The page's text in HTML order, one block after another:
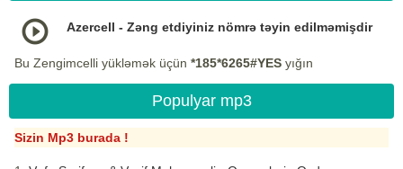
Azercell - Zəng etdiyiniz nömrə təyin edilməmişdir
Bu Zengimcelli yükləmək üçün *185*6265#YES yığın
Populyar mp3
Sizin Mp3 burada !